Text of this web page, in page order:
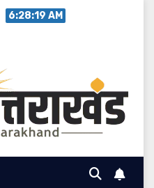
6:28:20 AM